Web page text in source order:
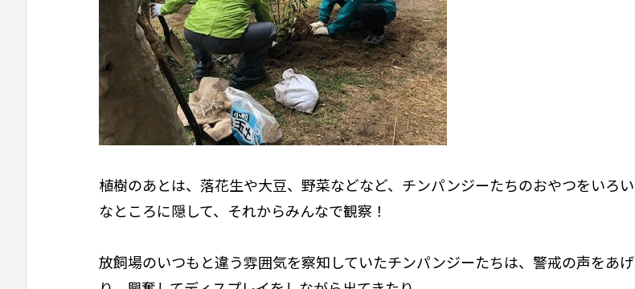
植樹のあとは、落花生や大豆、野菜などなど、チンパンジーたちのおやつをいろ
なところに隠して、それからみんなで観察！
放飼場のいつもと違う雰囲気を察知していたチンパンジーたちは、警戒の声をあ